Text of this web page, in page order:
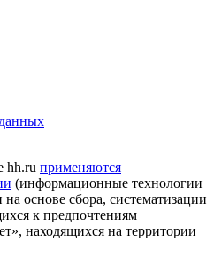
hh.ru применяются
(информационные технологии
основе сбора, систематизации
к предпочтениям
находящихся на территории